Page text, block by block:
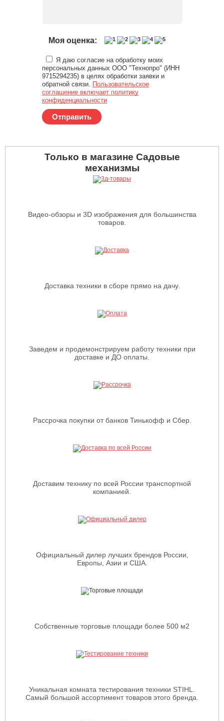
Моя оценка:
Я даю согласие на обработку моих
персональных данных ООО "Технопро" (ИНН
9715294235) в целях обработки заявки и
обратной связи. Пользовательское
соглашение включает политику
конфиденциальности
Отправить
Только в магазине Садовые
механизмы
Видео-обзоры и 3D изображения для большинства
товаров.
Доставка техники в сборе прямо на дачу.
Заведем и продемонстрируем работу техники при
доставке и ДО оплаты.
Рассрочка покупки от банков Тинькофф и Сбер.
Доставим технику по всей России транспортной
компанией.
Официальный дилер лучших брендов России,
Европы, Азии и США.
Собственные торговые площади более 500 м2
Уникальная комната тестирования техники STIHL.
Самый большой ассортимент товаров этого бренда.